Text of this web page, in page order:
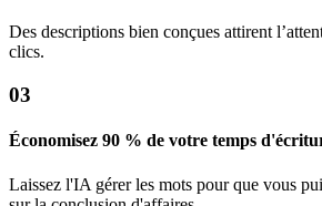
Des descriptions bien conçues attirent
clics.
03
Économisez 90 % de votre temps
Laissez l'IA gérer les mots pour que vous